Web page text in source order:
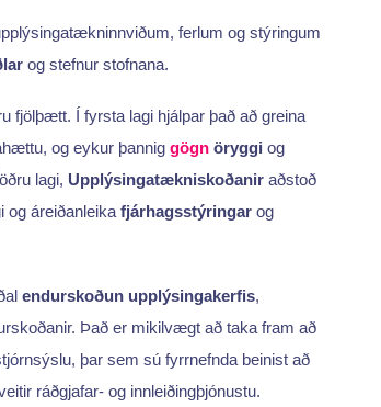
ferlum og stýringum
og stefnur stofnana.
fjölþætt. Í fyrsta lagi hjálpar það að greina
og eykur þannig gögnöryggi og
lagi, Upplýsingatækniskoðaniraðstoð
áreiðanleika fjárhagsstýringarog
endurskoðun upplýsingakerfis,
Það er mikilvægt að taka fram að
þar sem sú fyrrnefnda beinist að
ráðgjafar- og innleiðingþjónustu.